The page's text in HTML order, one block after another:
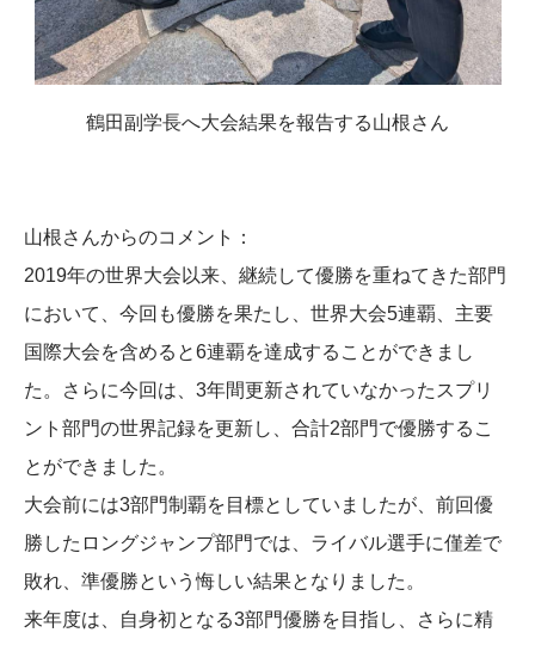
鶴田副学長へ大会結果を報告する山根さん
山根さんからのコメント：
2019年の世界大会以来、継続して優勝を重ねてきた部門
において、今回も優勝を果たし、世界大会5連覇、主要
国際大会を含めると6連覇を達成することができまし
た。さらに今回は、3年間更新されていなかったスプリ
ント部門の世界記録を更新し、合計2部門で優勝するこ
とができました。
大会前には3部門制覇を目標としていましたが、前回優
勝したロングジャンプ部門では、ライバル選手に僅差で
敗れ、準優勝という悔しい結果となりました。
来年度は、自身初となる3部門優勝を目指し、さらに精